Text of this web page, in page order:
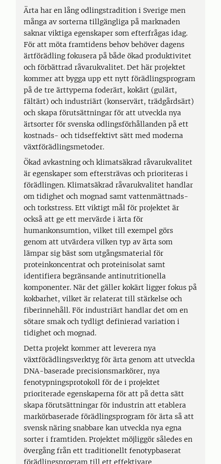
Ärta har en lång odlingstradition i Sverige men
många av sorterna tillgängliga på marknaden
saknar viktiga egenskaper som efterfrågas idag.
För att möta framtidens behov behöver dagens
ärtförädling fokusera på både ökad produktivitet
och förbättrad råvarukvalitet. Det här projektet
kommer att bygga upp ett nytt förädlingsprogram
på de tre ärttyperna foderärt, kokärt (gulärt,
fältärt) och industriärt (konservärt, trädgårdsärt)
och skapa förutsättningar för att utveckla nya
ärtsorter för svenska odlingsförhållanden på ett
kostnads- och tidseffektivt sätt med moderna
växtförädlingsmetoder.
Ökad avkastning och klimatsäkrad råvarukvalitet
är egenskaper som eftersträvas och prioriteras i
förädlingen. Klimatsäkrad råvarukvalitet handlar
om tidighet och mognad samt vattenmättnads-
och torkstress. Ett viktigt mål för projektet är
också att ge ett mervärde i ärta för
humankonsumtion, vilket till exempel görs
genom att utvärdera vilken typ av ärta som
lämpar sig bäst som utgångsmaterial för
proteinkoncentrat och proteinisolat samt
identifiera begränsande antinutritionella
komponenter. När det gäller kokärt ligger fokus på
kokbarhet, vilket är relaterat till stärkelse och
fiberinnehåll. För industriärt handlar det om en
sötare smak och tydligt definierad variation i
tidighet och mognad.
Detta projekt kommer att leverera nya
växtförädlingsverktyg för ärta genom att utveckla
DNA-baserade precisionsmarkörer, nya
fenotypningsprotokoll för de i projektet
prioriterade egenskaperna för att på detta sätt
skapa förutsättningar för industrin att etablera
markörbaserade förädlingsprogram för ärta så att
svensk näring snabbare kan utveckla nya egna
sorter i framtiden. Projektet möjliggör således en
övergång från ett traditionellt fenotypbaserat
förädlingsprogram till ett effektivare